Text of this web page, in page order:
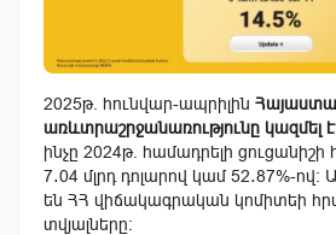
2025թ. հունվար-ապրիլին
առևտրաշրջանառությունը կազմել է
ինչը 2024թ. համադրելի
7․04 մլրդ դոլարով կամ 52․87%-
են ՀՀ վիճակագրական կոմիտեի
տվյալները։